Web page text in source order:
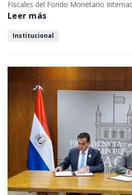
Fiscales del Fondo Monetario
fortalecer la gestión de riesgos de
internacionales.
Leer más
Institucional